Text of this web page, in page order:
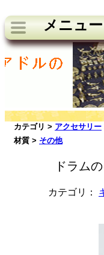
メニュー
カテゴリ > アクセサリー
材質 > その他
ドラム
カテゴリ：